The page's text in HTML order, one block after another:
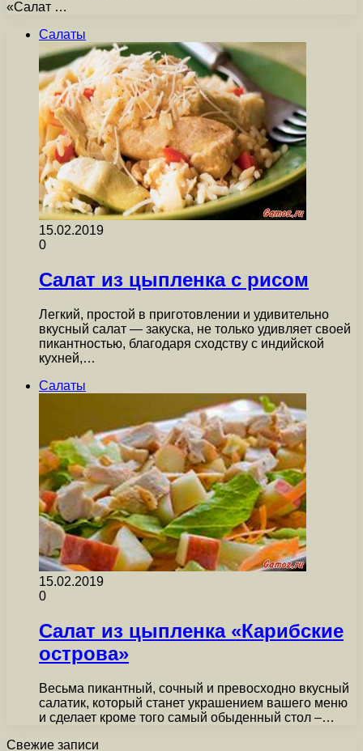
«Салат …
Салаты
15.02.2019
0
Салат из цыпленка с рисом
Легкий, простой в приготовлении и удивительно
вкусный салат — закуска, не только удивляет своей
пикантностью, благодаря сходству с индийской
кухней,…
Салаты
15.02.2019
0
Салат из цыпленка «Карибские
острова»
Весьма пикантный, сочный и превосходно вкусный
салатик, который станет украшением вашего меню
и сделает кроме того самый обыденный стол –…
Свежие записи